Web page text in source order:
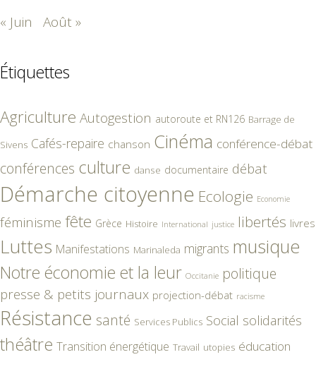
« Juin Août »
Étiquettes
Agriculture Autogestion autoroute et RN126 Barrage de
Sivens Cafés-repaire chanson Cinéma conférence-débat
conférences culture danse documentaire débat
Démarche citoyenne Ecologie Economie
féminisme fête Grèce Histoire International justice libertés livres
Luttes Manifestations Marinaleda migrants musique
Notre économie et la leur Occitanie politique
presse & petits journaux projection-débat racisme
Résistance santé Services Publics Social solidarités
théâtre Transition énergétique Travail utopies éducation